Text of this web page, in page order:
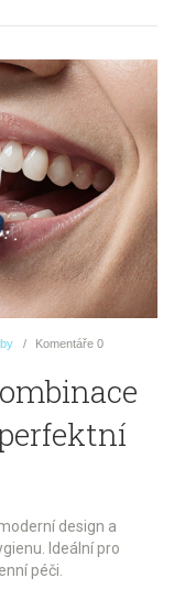
Komentáře 0
design a
Ideální pro
péči.